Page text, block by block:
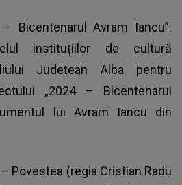
Bicentenarul Avram Iancu”.
instituțiilor de cultură
Județean Alba pentru
„2024 – Bicentenarul
lui Avram Iancu din
Povestea (regia Cristian Radu